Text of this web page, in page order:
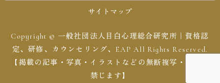
サイトマップ
Copyright © 一般社団法人目白心理総合研究所｜資格認
定、研修、カウンセリング、EAP All Rights Reserved.
【掲載の記事・写真・イラストなどの無断複写・転載を
禁じます】